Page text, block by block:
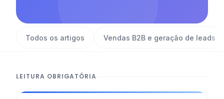
Todos os artigos Vendas B2B e geração de leads
LEITURA OBRIGATÓRIA